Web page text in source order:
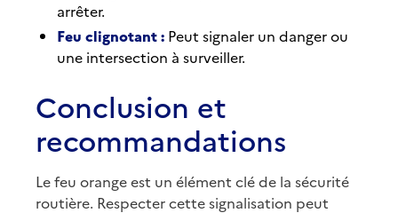
arrêter.
Feu clignotant : Peut signaler un danger ou
une intersection à surveiller.
Conclusion et
recommandations
Le feu orange est un élément clé de la sécurité
routière. Respecter cette signalisation peut